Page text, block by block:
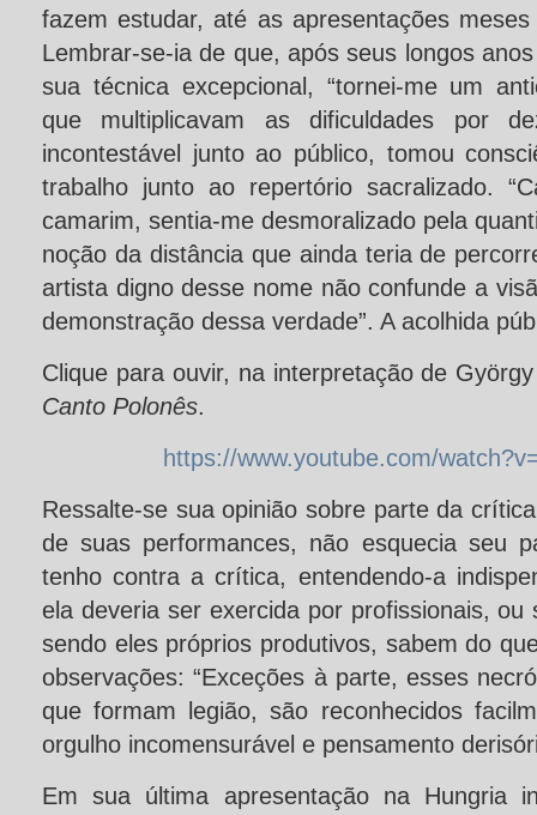
fazem estudar, até as apresentações
Lembrar-se-ia de que, após seus longos
sua técnica excepcional, “tornei-me um
que multiplicavam as dificuldades por
incontestável junto ao público, tomou
trabalho junto ao repertório sacralizado.
camarim, sentia-me desmoralizado pela
noção da distância que ainda teria de
artista digno desse nome não confunde a
demonstração dessa verdade”. A acolhida
Clique para ouvir, na interpretação de
Canto Polonês.
https://www.youtube.com/
Ressalte-se sua opinião sobre parte da
de suas performances, não esquecia seu
tenho contra a crítica, entendendo-a
ela deveria ser exercida por profissionais,
sendo eles próprios produtivos, sabem do
observações: “Exceções à parte, esses
que formam legião, são reconhecidos
orgulho incomensurável e pensamento
Em sua última apresentação na Hungria